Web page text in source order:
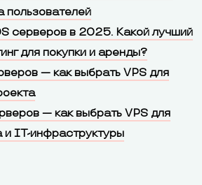
пользователей
серверов в 2025. Какой лучший
для покупки и аренды?
— как выбрать VPS для
— как выбрать VPS для
и IT-инфраструктуры